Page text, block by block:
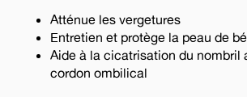
Atténue les vergetures
Entretien et protège la peau de
Aide à la cicatrisation du nombril
cordon ombilical